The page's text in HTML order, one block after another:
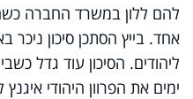
להם ללון במשרד החברה
אחד. בייץ הסתכן סיכון
ליהודים. הסיכון עוד גדל